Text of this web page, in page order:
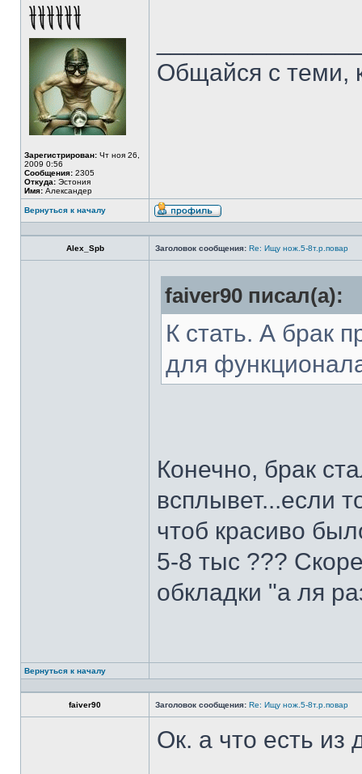
Зарегистрирован: Чт ноя 26,
2009 0:56
Сообщения: 2305
Откуда: Эстония
Имя: Александер
Общайся с теми,
Вернуться к началу
Alex_Spb Заголовок сообщения: Re: Ищу нож.5-8т.р.повар
faiver90 писал(а):
К стать. А брак
для
Конечно, брак
всплывет...если
чтоб красиво
5-8 тыс ???
обкладки "а ля
Вернуться к началу
faiver90 Заголовок сообщения: Re: Ищу нож.5-8т.р.повар
Ок. а что есть из